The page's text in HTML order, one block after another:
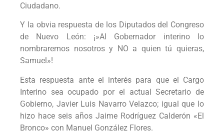
Ciudadano.
Y la obvia respuesta de los Diputados del Congreso
de Nuevo León: ¡»Al Gobernador interino lo
nombraremos nosotros y NO a quien tú quieras,
Samuel»!
Esta respuesta ante el interés para que el Cargo
Interino sea ocupado por el actual Secretario de
Gobierno, Javier Luis Navarro Velazco; igual que lo
hizo hace seis años Jaime Rodríguez Calderón «El
Bronco» con Manuel González Flores.